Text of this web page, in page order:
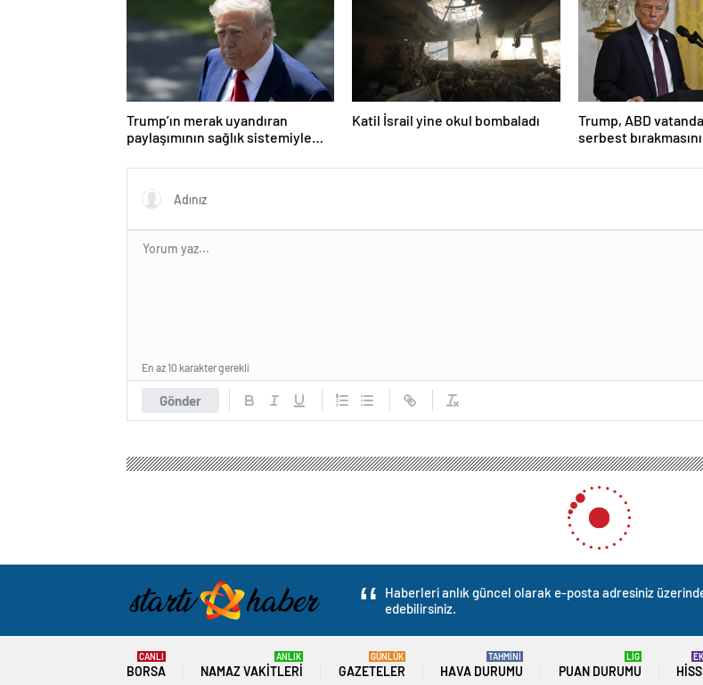
Trump’ın merak uyandıran
paylaşımının sağlık sistemiyle
Katil İsrail yine okul bombaladı
Trump, ABD
serbest
değerlendirdi
Gönder
En az 10 karakter gerekli
Haberleri anlık güncel olarak e-posta adresiniz
edebilirsiniz.
BORSA
CANLI
NAMAZ VAKITLERI
ANLIK
GAZETELER
GÜNLÜK
HAVA DURUMU
TAHMİNİ
PUAN DURUMU
LİG